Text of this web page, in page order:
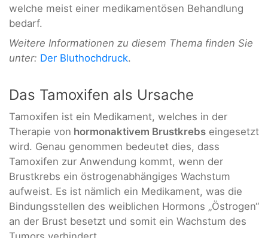
welche meist einer medikamentösen Behandlung
bedarf.
Weitere Informationen zu diesem Thema finden Sie
unter: Der Bluthochdruck.
Das Tamoxifen als Ursache
Tamoxifen ist ein Medikament, welches in der
Therapie von hormonaktivem Brustkrebs eingesetzt
wird. Genau genommen bedeutet dies, dass
Tamoxifen zur Anwendung kommt, wenn der
Brustkrebs ein östrogenabhängiges Wachstum
aufweist. Es ist nämlich ein Medikament, was die
Bindungsstellen des weiblichen Hormons „Östrogen“
an der Brust besetzt und somit ein Wachstum des